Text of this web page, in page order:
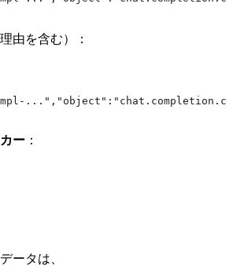
理由を含む）：
ー ：
ータは、